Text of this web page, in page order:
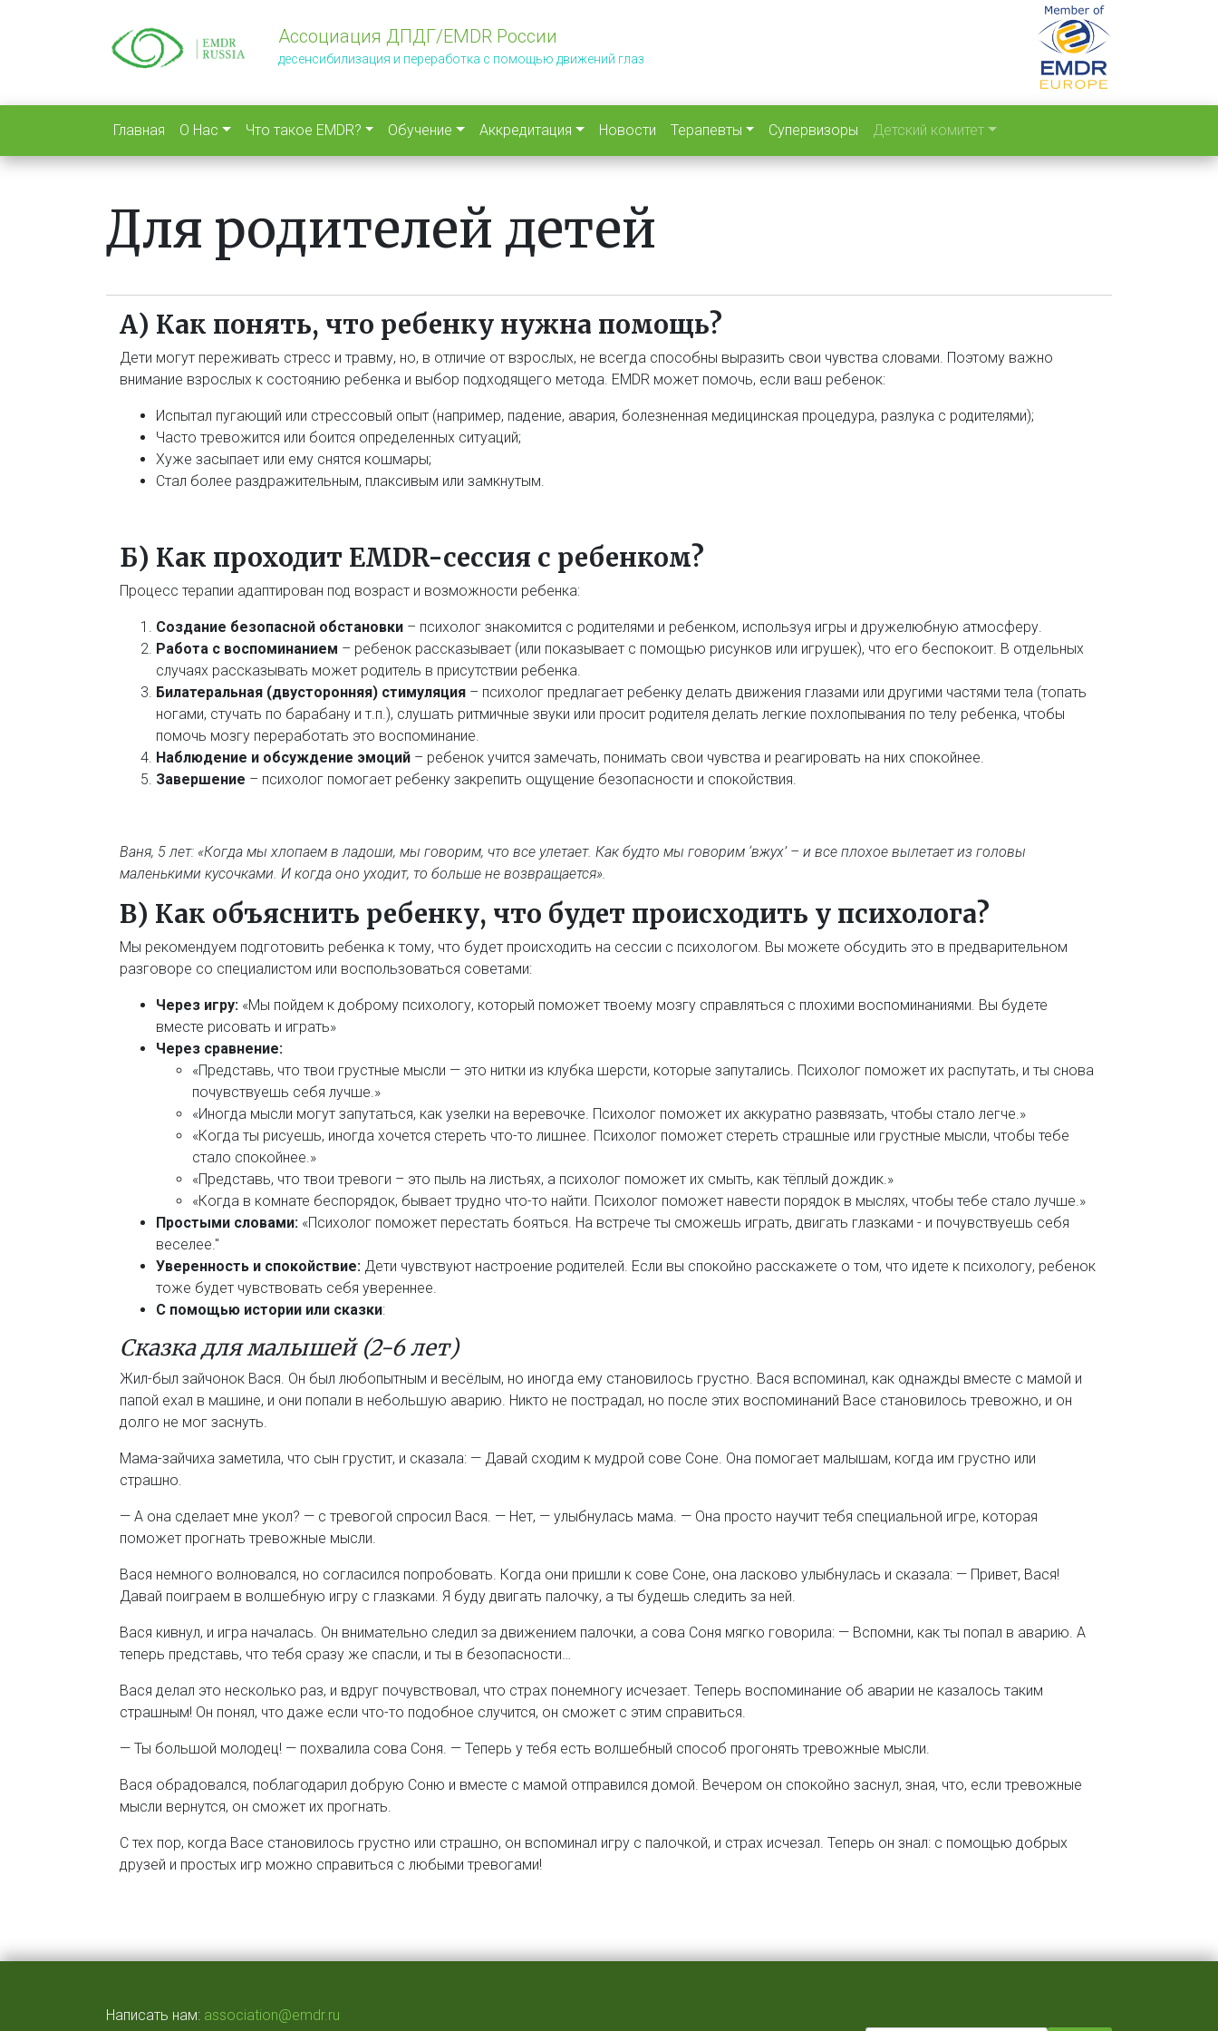
Ассоциация ДПДГ/EMDR России
десенсибилизация и переработка с помощью движений глаз
Главная О Нас Что такое EMDR? Обучение Аккредитация Новости Терапевты Супервизоры Детский комитет
Для родителей детей
А) Как понять, что ребенку нужна помощь?
Дети могут переживать стресс и травму, но, в отличие от взрослых, не всегда способны выразить свои чувства словами. Поэтому важно
внимание взрослых к состоянию ребенка и выбор подходящего метода. EMDR может помочь, если ваш ребенок:
Испытал пугающий или стрессовый опыт (например, падение, авария, болезненная медицинская процедура, разлука с родителями);
Часто тревожится или боится определенных ситуаций;
Хуже засыпает или ему снятся кошмары;
Стал более раздражительным, плаксивым или замкнутым.
Б) Как проходит EMDR-сессия с ребенком?
Процесс терапии адаптирован под возраст и возможности ребенка:
Создание безопасной обстановки – психолог знакомится с родителями и ребенком, используя игры и дружелюбную атмосферу.
Работа с воспоминанием – ребенок рассказывает (или показывает с помощью рисунков или игрушек), что его беспокоит. В отдельных
случаях рассказывать может родитель в присутствии ребенка.
Билатеральная (двусторонняя) стимуляция – психолог предлагает ребенку делать движения глазами или другими частями тела (топать
ногами, стучать по барабану и т.п.), слушать ритмичные звуки или просит родителя делать легкие похлопывания по телу ребенка, чтобы
помочь мозгу переработать это воспоминание.
Наблюдение и обсуждение эмоций – ребенок учится замечать, понимать свои чувства и реагировать на них спокойнее.
Завершение – психолог помогает ребенку закрепить ощущение безопасности и спокойствия.
Ваня, 5 лет: «Когда мы хлопаем в ладоши, мы говорим, что все улетает. Как будто мы говорим ‘вжух’ – и все плохое вылетает из головы
маленькими кусочками. И когда оно уходит, то больше не возвращается».
В) Как объяснить ребенку, что будет происходить у психолога?
Мы рекомендуем подготовить ребенка к тому, что будет происходить на сессии с психологом. Вы можете обсудить это в предварительном
разговоре со специалистом или воспользоваться советами:
Через игру: «Мы пойдем к доброму психологу, который поможет твоему мозгу справляться с плохими воспоминаниями. Вы будете
вместе рисовать и играть»
Через сравнение:
«Представь, что твои грустные мысли — это нитки из клубка шерсти, которые запутались. Психолог поможет их распутать, и ты снова
почувствуешь себя лучше.»
«Иногда мысли могут запутаться, как узелки на веревочке. Психолог поможет их аккуратно развязать, чтобы стало легче.»
«Когда ты рисуешь, иногда хочется стереть что-то лишнее. Психолог поможет стереть страшные или грустные мысли, чтобы тебе
стало спокойнее.»
«Представь, что твои тревоги – это пыль на листьях, а психолог поможет их смыть, как тёплый дождик.»
«Когда в комнате беспорядок, бывает трудно что-то найти. Психолог поможет навести порядок в мыслях, чтобы тебе стало лучше.»
Простыми словами: «Психолог поможет перестать бояться. На встрече ты сможешь играть, двигать глазками - и почувствуешь себя
веселее."
Уверенность и спокойствие: Дети чувствуют настроение родителей. Если вы спокойно расскажете о том, что идете к психологу, ребенок
тоже будет чувствовать себя увереннее.
С помощью истории или сказки:
Сказка для малышей (2-6 лет)
Жил-был зайчонок Вася. Он был любопытным и весёлым, но иногда ему становилось грустно. Вася вспоминал, как однажды вместе с мамой и
папой ехал в машине, и они попали в небольшую аварию. Никто не пострадал, но после этих воспоминаний Васе становилось тревожно, и он
долго не мог заснуть.
Мама-зайчиха заметила, что сын грустит, и сказала: — Давай сходим к мудрой сове Соне. Она помогает малышам, когда им грустно или
страшно.
— А она сделает мне укол? — с тревогой спросил Вася. — Нет, — улыбнулась мама. — Она просто научит тебя специальной игре, которая
поможет прогнать тревожные мысли.
Вася немного волновался, но согласился попробовать. Когда они пришли к сове Соне, она ласково улыбнулась и сказала: — Привет, Вася!
Давай поиграем в волшебную игру с глазками. Я буду двигать палочку, а ты будешь следить за ней.
Вася кивнул, и игра началась. Он внимательно следил за движением палочки, а сова Соня мягко говорила: — Вспомни, как ты попал в аварию. А
теперь представь, что тебя сразу же спасли, и ты в безопасности…
Вася делал это несколько раз, и вдруг почувствовал, что страх понемногу исчезает. Теперь воспоминание об аварии не казалось таким
страшным! Он понял, что даже если что-то подобное случится, он сможет с этим справиться.
— Ты большой молодец! — похвалила сова Соня. — Теперь у тебя есть волшебный способ прогонять тревожные мысли.
Вася обрадовался, поблагодарил добрую Соню и вместе с мамой отправился домой. Вечером он спокойно заснул, зная, что, если тревожные
мысли вернутся, он сможет их прогнать.
С тех пор, когда Васе становилось грустно или страшно, он вспоминал игру с палочкой, и страх исчезал. Теперь он знал: с помощью добрых
друзей и простых игр можно справиться с любыми тревогами!
Написать нам: association@emdr.ru